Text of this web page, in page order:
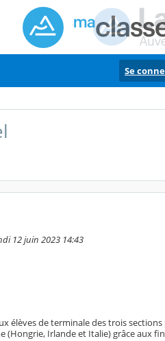
Se
12 juin 2023 14:43
élèves de terminale des trois
(Hongrie, Irlande et Italie) grâce aux